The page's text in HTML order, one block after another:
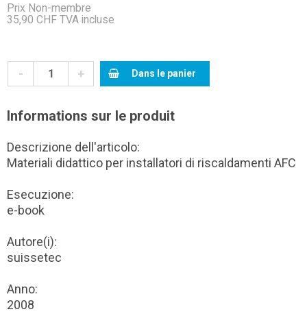
Prix Non-membre
35,90 CHF TVA incluse
- + Dans le panier
Informations sur le produit
Descrizione dell'articolo:
Materiali didattico per installatori di riscaldamenti AFC
Esecuzione:
e-book
Autore(i):
suissetec
Anno:
2008